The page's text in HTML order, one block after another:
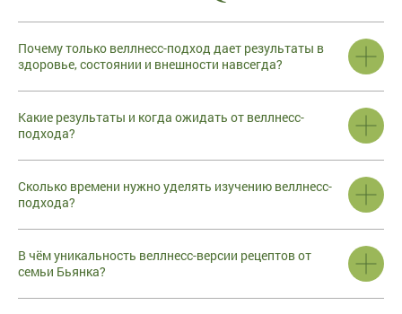
Почему только веллнесс-подход дает результаты в
здоровье, состоянии и внешности навсегда?
Какие результаты и когда ожидать от веллнесс-
подхода?
Сколько времени нужно уделять изучению веллнесс-
подхода?
В чём уникальность веллнесс-версии рецептов от
семьи Бьянка?